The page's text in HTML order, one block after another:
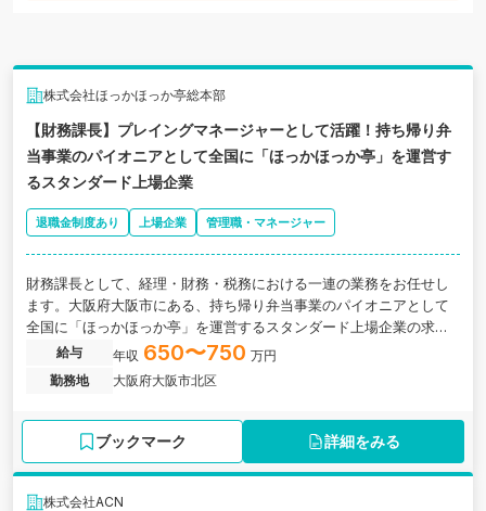
株式会社ほっかほっか亭総本部
【財務課長】プレイングマネージャーとして活躍！持ち帰り弁
当事業のパイオニアとして全国に「ほっかほっか亭」を運営す
るスタンダード上場企業
退職金制度あり 上場企業 管理職・マネージャー
財務課長として、経理・財務・税務における一連の業務をお任せし
ます。大阪府大阪市にある、持ち帰り弁当事業のパイオニアとして
全国に「ほっかほっか亭」を運営するスタンダード上場企業の求人
です。給与 年収 650〜750 万円
勤務地
大阪府大阪市北区
ブックマーク 詳細をみる
株式会社ACN